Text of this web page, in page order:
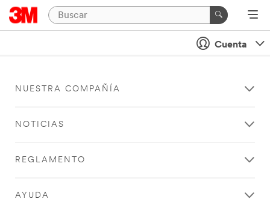
Cuenta
NUESTRA COMPAÑÍA
NOTICIAS
REGLAMENTO
AYUDA